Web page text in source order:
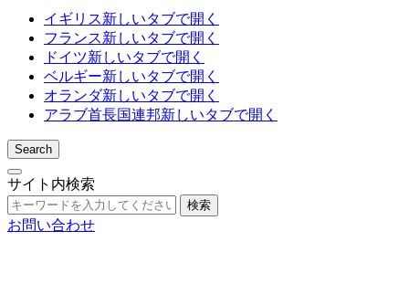
イギリス新しいタブで開く
フランス新しいタブで開く
ドイツ新しいタブで開く
ベルギー新しいタブで開く
オランダ新しいタブで開く
アラブ首長国連邦新しいタブで開く
Search
サイト内検索
検索
お問い合わせ